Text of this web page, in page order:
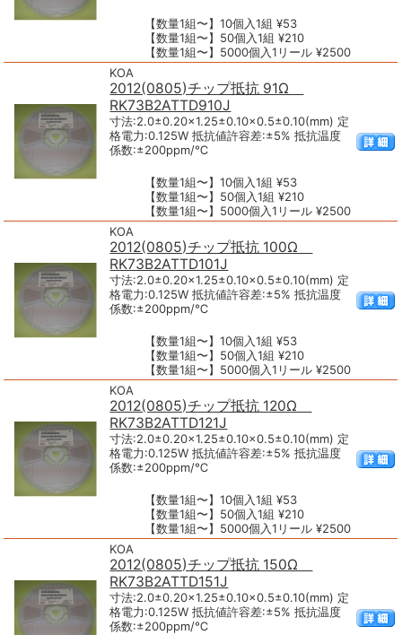
【数量1組〜】10個入1組 ¥53
【数量1組〜】50個入1組 ¥210
【数量1組〜】5000個入1リール ¥2500
KOA
2012(0805)チップ抵抗 91Ω
RK73B2ATTD910J
寸法:2.0±0.20×1.25±0.10×0.5±0.10(mm) 定
格電力:0.125W 抵抗値許容差:±5% 抵抗温度
係数:±200ppm/℃
【数量1組〜】10個入1組 ¥53
【数量1組〜】50個入1組 ¥210
【数量1組〜】5000個入1リール ¥2500
KOA
2012(0805)チップ抵抗 100Ω
RK73B2ATTD101J
寸法:2.0±0.20×1.25±0.10×0.5±0.10(mm) 定
格電力:0.125W 抵抗値許容差:±5% 抵抗温度
係数:±200ppm/℃
【数量1組〜】10個入1組 ¥53
【数量1組〜】50個入1組 ¥210
【数量1組〜】5000個入1リール ¥2500
KOA
2012(0805)チップ抵抗 120Ω
RK73B2ATTD121J
寸法:2.0±0.20×1.25±0.10×0.5±0.10(mm) 定
格電力:0.125W 抵抗値許容差:±5% 抵抗温度
係数:±200ppm/℃
【数量1組〜】10個入1組 ¥53
【数量1組〜】50個入1組 ¥210
【数量1組〜】5000個入1リール ¥2500
KOA
2012(0805)チップ抵抗 150Ω
RK73B2ATTD151J
寸法:2.0±0.20×1.25±0.10×0.5±0.10(mm) 定
格電力:0.125W 抵抗値許容差:±5% 抵抗温度
係数:±200ppm/℃